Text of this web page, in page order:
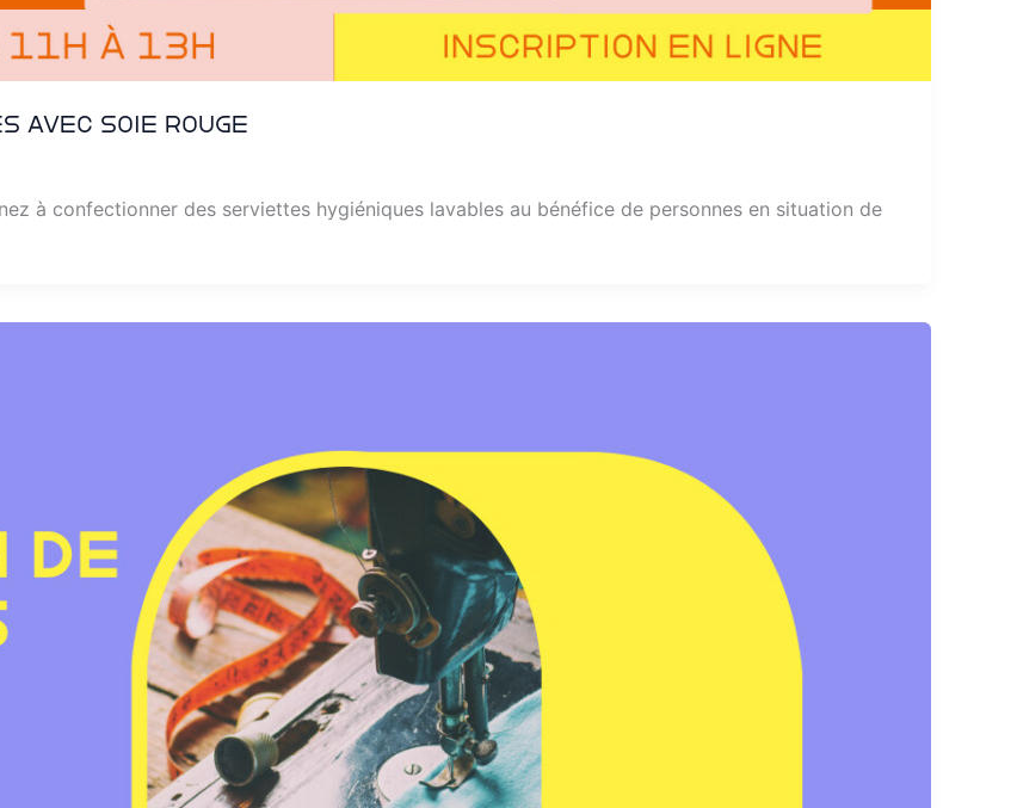
Soie Rouge
à confectionner des serviettes hygiéniques lavables au bénéfice de personnes en situation de